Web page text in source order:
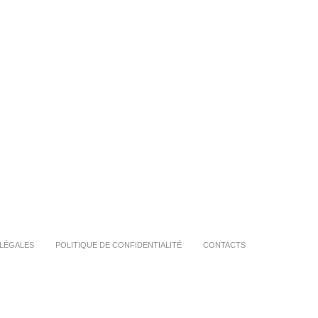
POLITIQUE DE CONFIDENTIALITÉ CONTACTS